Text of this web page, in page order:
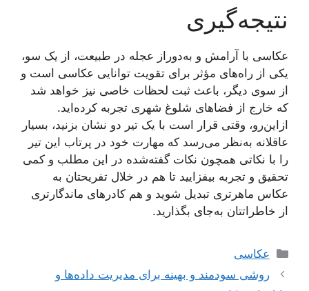
نتیجه‌گیری
عکاسی با آرامش و به‌دوراز عجله در طبیعت، از یک سو،
یکی از راه‌های مؤثر برای تقویت توانایی عکاسی است و
از سوی دیگر، باعث ثبت لحظات خاصی نیز خواهد شد
که خارج از فضاهای شلوغ شهری تجربه کرده‌اید.
ازاین‌رو، وقتی قرار است با یک تیر دو نشان بزنید، بسیار
عاقلانه به‌نظر می‌رسد که مهارت خود در پرتاب این تیر
را با نکاتی همچون نکات گفته‌شده در این مطلب و کمی
تحقیق و تجربه بیفزایید تا هم در خلال تفریحتان به
عکاس ماهرتری تبدیل شوید و هم کادرهای ماندگارتری
از خاطراتتان به‌جای بگذارید.
دسته‌ها
عکاسی
روشی سودمند و بهینه برای مدیریت داده‌ها و